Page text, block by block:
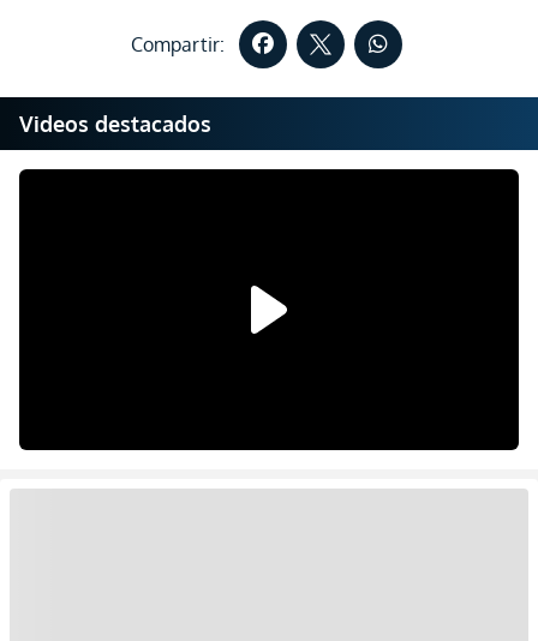
Compartir:
Videos destacados